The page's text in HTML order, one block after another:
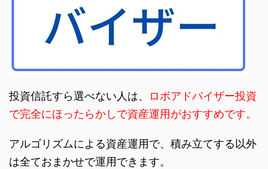
投資信託すら選べない人は、
ロボアドバイザー投資
で完全にほったらかしで資産運用がおすすめです。
アルゴリズムによる資産運用で、積み立てする以外
は全ておまかせで運用できます。